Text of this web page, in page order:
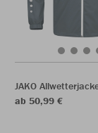
JAKO
ab 50,99 €